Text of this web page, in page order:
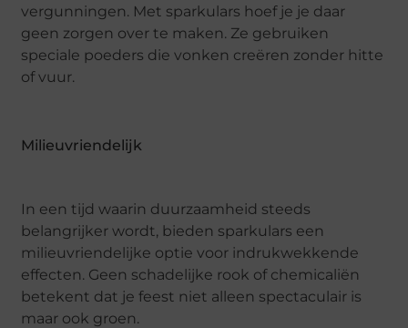
vergunningen. Met sparkulars hoef je je daar
geen zorgen over te maken. Ze gebruiken
speciale poeders die vonken creëren zonder hitte
of vuur.
Milieuvriendelijk
In een tijd waarin duurzaamheid steeds
belangrijker wordt, bieden sparkulars een
milieuvriendelijke optie voor indrukwekkende
effecten. Geen schadelijke rook of chemicaliën
betekent dat je feest niet alleen spectaculair is
maar ook groen.